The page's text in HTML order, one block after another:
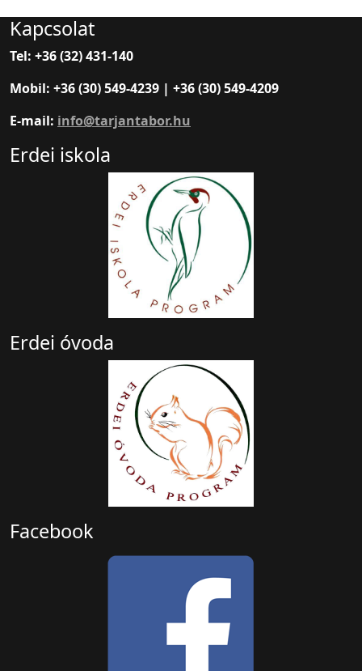
Kapcsolat
Tel: +36 (32) 431-140
Mobil: +36 (30) 549-4239 | +36 (30) 549-4209
E-mail: info@tarjantabor.hu
Erdei iskola
Erdei óvoda
Facebook